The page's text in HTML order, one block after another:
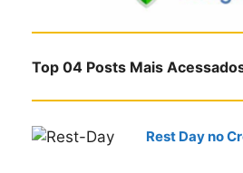
a
Top 04 Posts Mais
Rest Day no